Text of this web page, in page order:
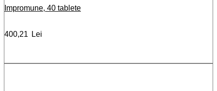
Impromune, 40 tablete
400,21 Lei